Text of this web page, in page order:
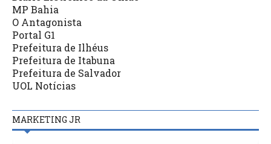
MP Bahia
O Antagonista
Portal G1
Prefeitura de Ilhéus
Prefeitura de Itabuna
Prefeitura de Salvador
UOL Notícias
MARKETING JR